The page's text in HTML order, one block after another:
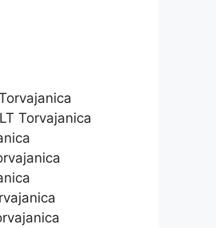
Torvajanica